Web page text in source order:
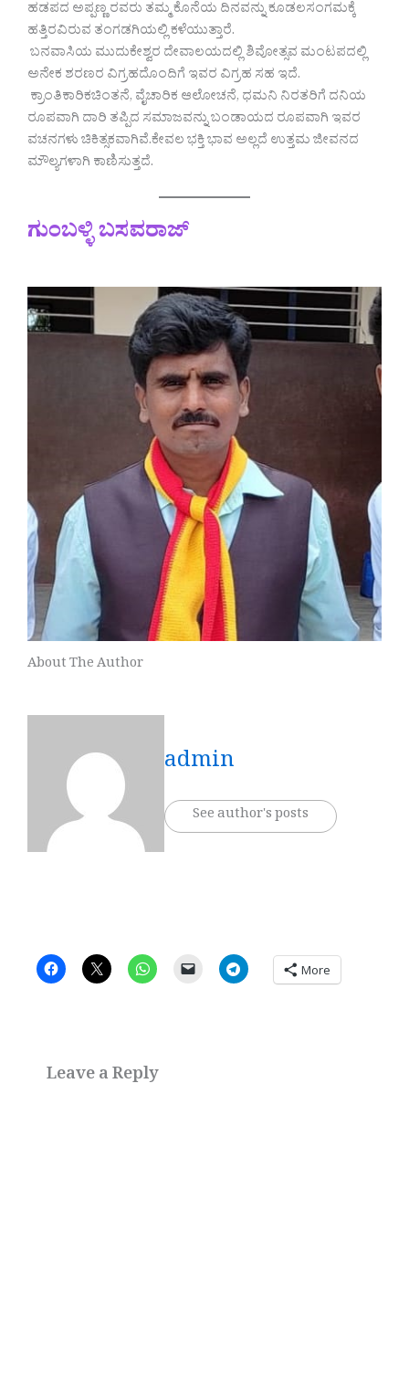
ಹಡಪದ ಅಪ್ಪಣ್ಣ ರವರು ತಮ್ಮ ಕೊನೆಯ ದಿನವನ್ನು ಕೂಡಲಸಂಗಮಕ್ಕೆ
ಹತ್ತಿರವಿರುವ ತಂಗಡಗಿಯಲ್ಲಿ ಕಳೆಯುತ್ತಾರೆ.
ಬನವಾಸಿಯ ಮುದುಕೇಶ್ವರ ದೇವಾಲಯದಲ್ಲಿ ಶಿವೋತ್ಸವ ಮಂಟಪದಲ್ಲಿ
ಅನೇಕ ಶರಣರ ವಿಗ್ರಹದೊಂದಿಗೆ ಇವರ ವಿಗ್ರಹ ಸಹ ಇದೆ.
ಕ್ರಾಂತಿಕಾರಿಕಚಿಂತನೆ, ವೈಚಾರಿಕ ಆಲೋಚನೆ, ಧಮನಿ ನಿರತರಿಗೆ ದನಿಯ
ರೂಪವಾಗಿ ದಾರಿ ತಪ್ಪಿದ ಸಮಾಜವನ್ನು ಬಂಡಾಯದ ರೂಪವಾಗಿ ಇವರ
ವಚನಗಳು ಚಿಕಿತ್ಸಕವಾಗಿವೆ.ಕೇವಲ ಭಕ್ತಿ ಭಾವ ಅಲ್ಲದೆ ಉತ್ತಮ ಜೀವನದ
ಮೌಲ್ಯಗಳಾಗಿ ಕಾಣಿಸುತ್ತದೆ.
ಗುಂಬಳ್ಳಿ ಬಸವರಾಜ್
About The Author
admin
See author's posts
More
Leave a Reply